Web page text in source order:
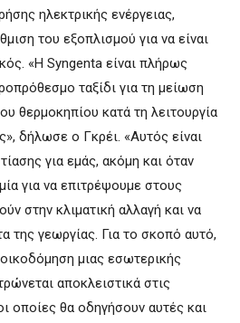
ηλεκτρικής ενέργειας,
του εξοπλισμού για να είναι
«Η Syngenta είναι πλήρως
ταξίδι για τη μείωση
θερμοκηπίου κατά τη λειτουργία
δήλωσε ο Γκρέι. «Αυτός είναι
για εμάς, ακόμη και όταν
για να επιτρέψουμε στους
στην κλιματική αλλαγή και να
της γεωργίας. Για το σκοπό αυτό,
μιας εσωτερικής
αποκλειστικά στις
οποίες θα οδηγήσουν αυτές και